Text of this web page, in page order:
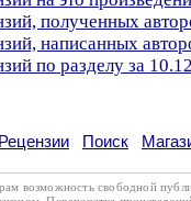
полученных
написанных
по разделу за
Рецензии Поиск
возможность свободной